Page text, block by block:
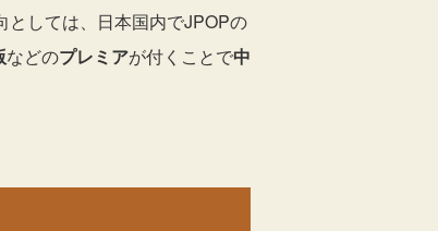
しては、日本国内でJPOPの
などのプレミアが付くことで中